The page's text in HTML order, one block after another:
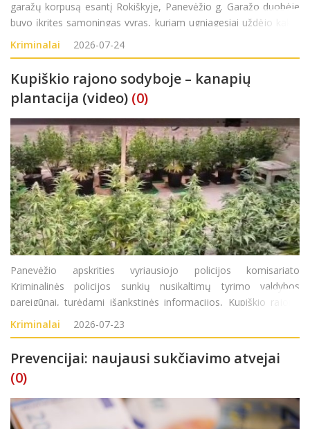
garažų korpusą esantį Rokiškyje, Panevėžio g. Garažo duobėje
buvo įkritęs sąmoningas vyras, kuriam ugniagesiai uždėjo kaklo
įtvarą, iškėlė jį iš garažo duobės ir perdavė greitosios medicinos
pagalbos medikams.
Kriminalai 2026-07-24
Kupiškio rajono sodyboje – kanapių
plantacija (video) (0)
Panevėžio apskrities vyriausiojo policijos komisariato
Kriminalinės policijos sunkių nusikaltimų tyrimo valdybos
pareigūnai, turėdami išankstinės informacijos, Kupiškio rajone
surado didelį kiekį sodyboje auginamų kanapių augalų. Atlikę
kratą Kupiškio rajono gyventojo (
Kriminalai 2026-07-23
Prevencijai: naujausi sukčiavimo atvejai
(0)